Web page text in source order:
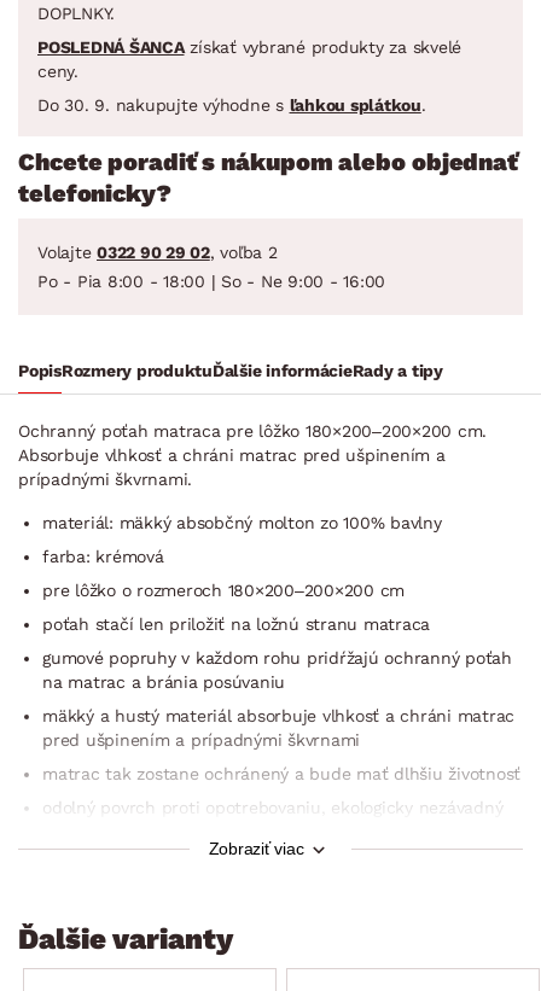
DOPLNKY.
POSLEDNÁ ŠANCAzískať vybrané produkty za skvelé
ceny.
Do 30. 9. nakupujte výhodne s ľahkou splátkou.
Chcete poradiť s nákupom alebo objednať
telefonicky?
Volajte 0322 90 29 02, voľba 2
Po - Pia 8:00 - 18:00 | So - Ne 9:00 - 16:00
PopisRozmery produktuĎalšie informácieRady a tipy
Ochranný poťah matraca pre lôžko 180×200–200×200 cm.
Absorbuje vlhkosť a chráni matrac pred ušpinením a
prípadnými škvrnami.
materiál: mäkký absobčný molton zo 100% bavlny
farba: krémová
pre lôžko o rozmeroch 180×200–200×200 cm
poťah stačí len priložiť na ložnú stranu matraca
gumové popruhy v každom rohu pridŕžajú ochranný poťah
na matrac a bránia posúvaniu
mäkký a hustý materiál absorbuje vlhkosť a chráni matrac
pred ušpinením a prípadnými škvrnami
matrac tak zostane ochránený a bude mať dlhšiu životnosť
odolný povrch proti opotrebovaniu, ekologicky nezávadný
jednoduchá údržba s možnosťou prania v práčke až na
Zobraziť viac
Ďalšie varianty